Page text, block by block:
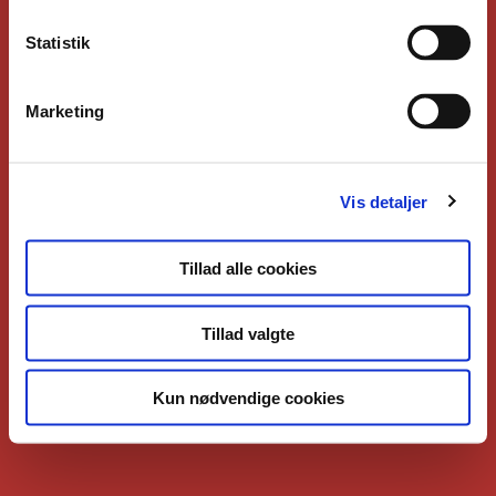
Statistik
Marketing
Vis detaljer
Tillad alle cookies
Tillad valgte
Kun nødvendige cookies